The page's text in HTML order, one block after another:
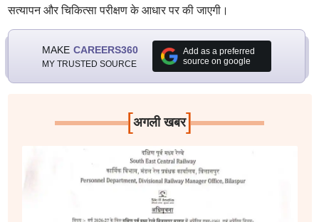
सत्यापन और चिकित्सा परीक्षण के आधार पर की जाएगी।
MAKE CAREERS360
MY TRUSTED SOURCE
Add as a preferred
source on google
[अगली खबर]